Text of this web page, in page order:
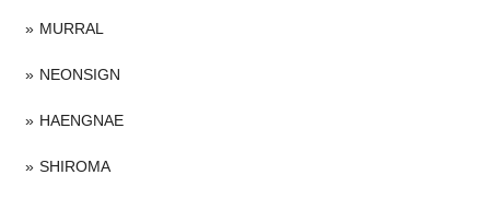
MURRAL
NEONSIGN
HAENGNAE
SHIROMA